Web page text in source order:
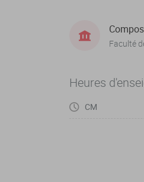
Faculté
Heures
CM